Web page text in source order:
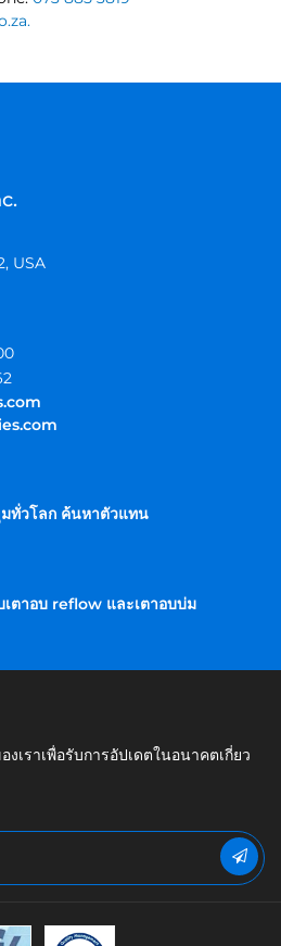
USA
ทั่วโลก ค้นหาตัวแทน
ตาอบ reflow และเตาอบบ่ม
เราเพื่อรับการอัปเดตในอนาคตเกี่ยว